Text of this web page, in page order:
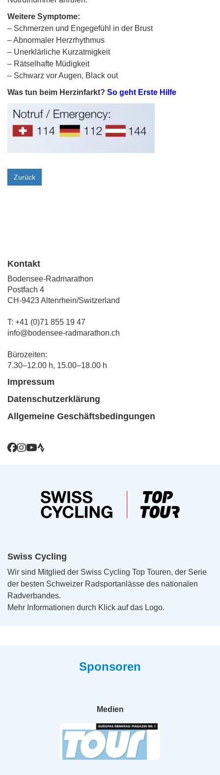
Weitere Symptome:
– Schmerzen und Engegefühl in der Brust
– Abnormaler Herzrhythmus
– Unerklärliche Kurzatmigkeit
– Rätselhafte Müdigkeit
– Schwarz vor Augen, Black out
Was tun beim Herzinfarkt? So geht Erste Hilfe
Zurück
Kontakt
Bodensee-Radmarathon
Postfach 4
CH-9423 Altenrhein/Switzerland
T: +41 (0)71 855 19 47
info@bodensee-radmarathon.ch
Bürozeiten:
7.30–12.00 h, 15.00–18.00 h
Impressum
Datenschutzerklärung
Allgemeine Geschäftsbedingungen
Swiss Cycling
Wir sind Mitglied der Swiss Cycling Top Touren, der Serie
der besten Schweizer Radsportanlässe des nationalen
Radverbandes.
Mehr Informationen durch Klick auf das Logo.
Sponsoren
Medien